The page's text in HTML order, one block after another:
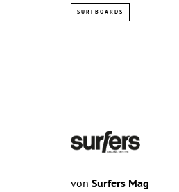
SURFBOARDS
von Surfers Mag